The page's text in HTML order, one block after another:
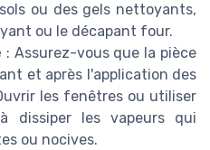
ou des gels nettoyants,
ou le décapant four.
: Assurez-vous que la pièce
et après l'application des
les fenêtres ou utiliser
dissiper les vapeurs qui
ou nocives.